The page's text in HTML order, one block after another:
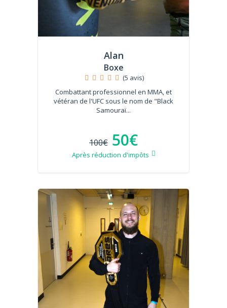
Alan
Boxe
(5 avis)
Combattant professionnel en MMA, et
vétéran de l'UFC sous le nom de "Black
Samouraï...
100€ 50€
Après réduction d'impôts